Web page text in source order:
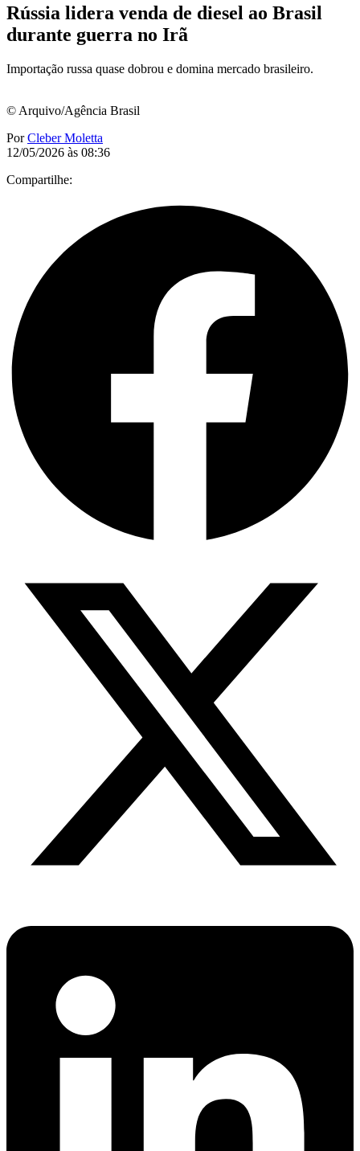
Rússia lidera venda de diesel ao Brasil
durante guerra no Irã
Importação russa quase dobrou e domina mercado brasileiro.
© Arquivo/Agência Brasil
PorCleber Moletta
12/05/2026 às 08:36
Compartilhe: